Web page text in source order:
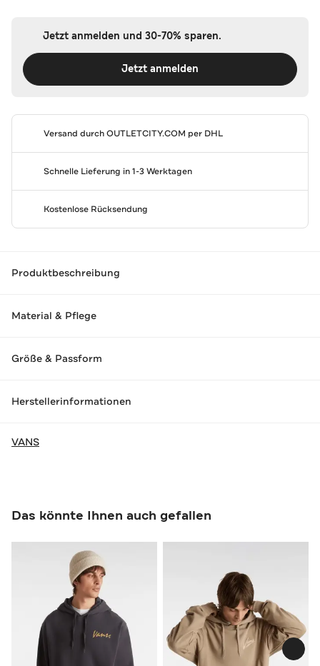
Jetzt anmelden und 30-70% sparen.
Jetzt anmelden
Versand durchOUTLETCITY.COM per DHL
Schnelle Lieferung in 1-3 Werktagen
Kostenlose Rücksendung
Produktbeschreibung
Material & Pflege
Größe & Passform
Herstellerinformationen
VANS
Das könnte Ihnen auch gefallen